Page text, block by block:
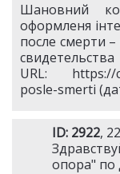
Шановний
оформленя
после смерти
URL: https://
posle-smerti
ID: 2922,
опора" по